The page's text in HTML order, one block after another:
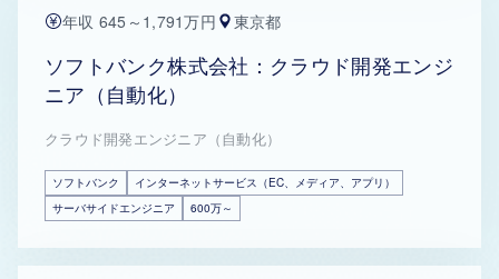
年収 645～1,791万円 東京都
ソフトバンク株式会社：クラウド開発エンジ
ニア（自動化）
クラウド開発エンジニア（自動化）
ソフトバンク
インターネットサービス（EC、メディア、アプリ）
サーバサイドエンジニア
600万～